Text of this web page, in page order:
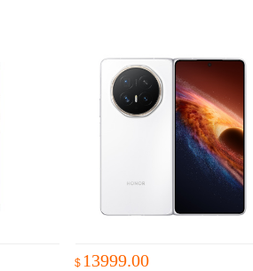
$ 13999.00